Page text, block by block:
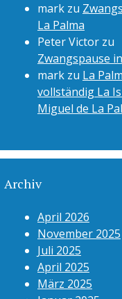
mark zu
La Palma
Peter Victor zu
Zwangspause
mark zu La
vollständig La
Miguel de La
Archiv
April 2026
November 2025
Juli 2025
April 2025
März 2025